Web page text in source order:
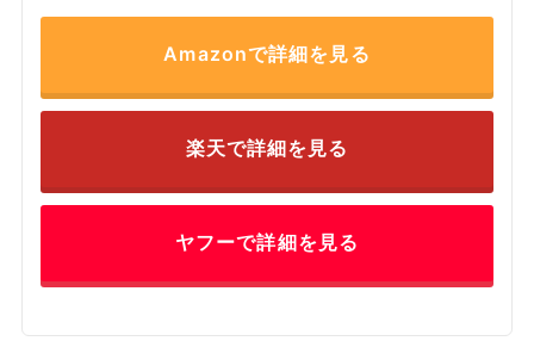
Amazonで詳細を見る
楽天で詳細を見る
ヤフーで詳細を見る